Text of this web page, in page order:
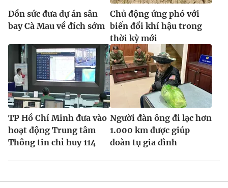
Dồn sức đưa dự án sân
bay Cà Mau về đích sớm
Chủ động ứng phó với
biến đổi khí hậu trong
thời kỳ mới
TP Hồ Chí Minh đưa vào
hoạt động Trung tâm
Thông tin chỉ huy 114
Người đàn ông đi lạc hơn
1.000 km được giúp
đoàn tụ gia đình